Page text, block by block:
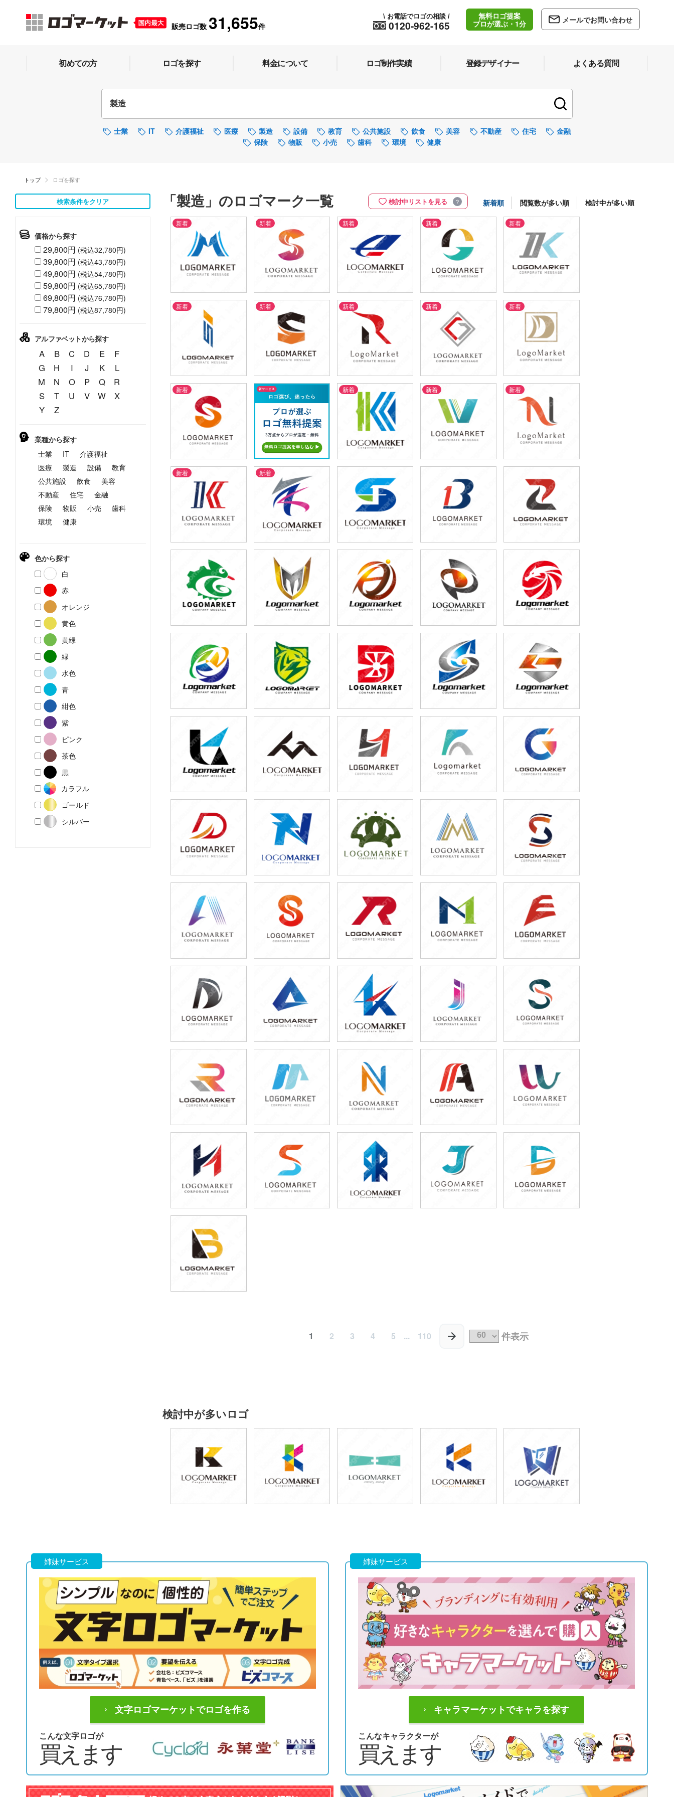
販売ロゴ数 31,655件 0120-962-165
\ お電話でロゴの相談 /
無料ロゴ提案
プロが選ぶ・1分
メールでお問い合わせ
初めての方 ロゴを探す 料金について ロゴ制作実績 登録デザイナー よくある質問
士業 IT 介護福祉 医療 製造 設備 教育 公共施設 飲食 美容 不動産 住宅
金融
保険
物販 小売 歯科 環境 健康
トップ ロゴを探す
検索条件をクリア
価格から探す
29,800円 (税込32,780円)
39,800円 (税込43,780円)
49,800円 (税込54,780円)
59,800円 (税込65,780円)
69,800円 (税込76,780円)
79,800円 (税込87,780円)
アルファベットから探す
A B C D E
F
G
H I J K
L
M
N O P Q
R
S
T U V W
X
Y
Z
業種から探す
士業
IT
介護福祉
医療
製造 設備
教育
公共施設
飲食
美容
不動産
住宅
金融
保険
物販 小売
歯科
環境
健康
色から探す
白
赤
オレンジ
黄色
黄緑
緑
水色
青
紺色
紫
ピンク
茶色
黒
カラフル
ゴールド
シルバー
「製造」のロゴマーク一覧 検討中リストを見る 新着順 閲覧数が多い順 検討中が多い順
新着
59,800円
(税込65,780円)
新着
59,800円
(税込65,780円)
新着
79,800円
(税込87,780円)
新着
59,800円
(税込65,780円)
新着
59,800円
(税込65,780円)
新着
59,800円
(税込65,780円)
新着
69,800円
(税込76,780円)
新着
59,800円
(税込65,780円)
新着
59,800円
(税込65,780円)
新着
69,800円
(税込76,780円)
新着
59,800円
(税込65,780円)
新着
79,800円
(税込87,780円)
新着
69,800円
(税込76,780円)
新着
59,800円
(税込65,780円)
新着
69,800円
(税込76,780円)
新着
79,800円
(税込87,780円)
79,800円
(税込87,780円)
59,800円
(税込65,780円)
49,800円
(税込54,780円)
29,800円
(税込32,780円)
29,800円
(税込32,780円)
29,800円
(税込32,780円)
29,800円
(税込32,780円)
29,800円
(税込32,780円)
29,800円
(税込32,780円)
29,800円
(税込32,780円)
29,800円
(税込32,780円)
29,800円
(税込32,780円)
29,800円
(税込32,780円)
29,800円
(税込32,780円)
79,800円
(税込87,780円)
59,800円
(税込65,780円)
49,800円
(税込54,780円)
59,800円
(税込65,780円)
59,800円
(税込65,780円)
79,800円
(税込87,780円)
49,800円
(税込54,780円)
59,800円
(税込65,780円)
59,800円
(税込65,780円)
59,800円
(税込65,780円)
59,800円
(税込65,780円)
59,800円
(税込65,780円)
69,800円
(税込76,780円)
49,800円
(税込54,780円)
59,800円
(税込65,780円)
59,800円
(税込65,780円)
79,800円
(税込87,780円)
69,800円
(税込76,780円)
59,800円
(税込65,780円)
69,800円
(税込76,780円)
59,800円
(税込65,780円)
59,800円
(税込65,780円)
59,800円
(税込65,780円)
69,800円
(税込76,780円)
69,800円
(税込76,780円)
1 2 3 4 5 ... 110 件表示
検討中が多いロゴ
姉妹サービス
文字ロゴマーケットでロゴを作る
こんな文字ロゴが
買えます
姉妹サービス
キャラマーケットでキャラを探す
こんなキャラクターが
買えます